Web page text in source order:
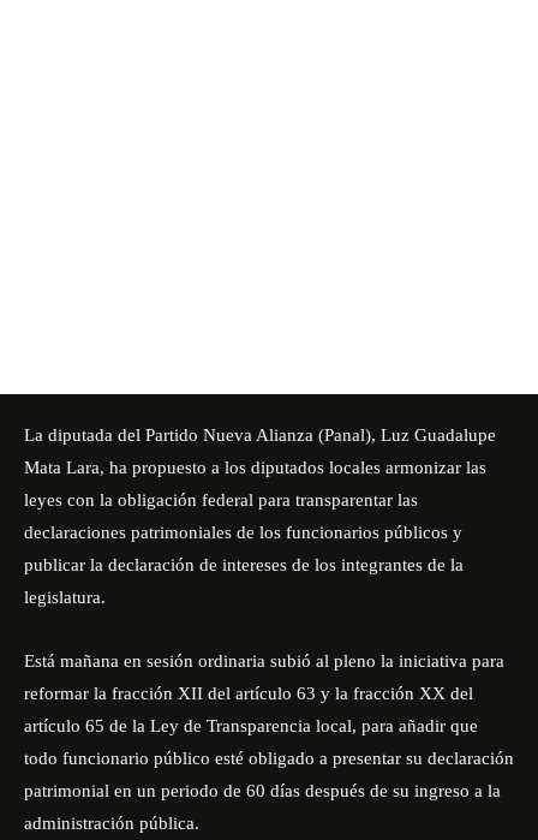
La diputada del Partido Nueva Alianza (Panal), Luz Guadalupe
Mata Lara, ha propuesto a los diputados locales armonizar las
leyes con la obligación federal para transparentar las
declaraciones patrimoniales de los funcionarios públicos y
publicar la declaración de intereses de los integrantes de la
legislatura.
Está mañana en sesión ordinaria subió al pleno la iniciativa para
reformar la fracción XII del artículo 63 y la fracción XX del
artículo 65 de la Ley de Transparencia local, para añadir que
todo funcionario público esté obligado a presentar su declaración
patrimonial en un periodo de 60 días después de su ingreso a la
administración pública.